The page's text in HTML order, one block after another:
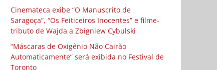
Cinemateca exibe “O Manuscrito de
Saragoça”, “Os Feiticeiros Inocentes” e filme-
tributo de Wajda a Zbigniew Cybulski
“Máscaras de Oxigênio Não Cairão
Automaticamente” será exibida no Festival de
Toronto